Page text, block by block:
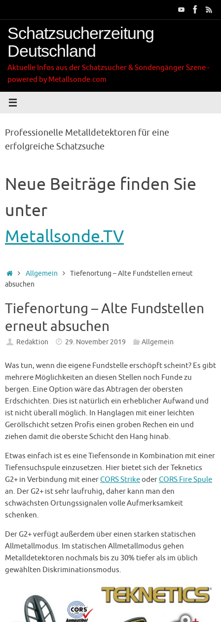
Inhalt
springen
Schatzsucherzeitung
Deutschland
Aktuelle Infos aus der Schatzsucher & Sondengänger Szene -
powered by Metallsonde.com
Professionelle Metalldetektoren für eine
erfolgreiche Schatzsuche
Neue Beiträge finden Sie
unter
Metallsonde.TV
Startseite
Allgemein
Tiefenortung – Alte Fundstellen erneut
absuchen
Tiefenortung – Alte Fundstellen
erneut absuchen
Redaktion 29. November 2019 Allgemein
Was tun, wenn die eigene Fundstelle erschöpft scheint? Es gibt
mehrere Möglichkeiten an diesen Stellen noch Funde zu
bergen. Eine Option wäre das Abtragen der obersten
Erdschichten. Dies ist natürlich ein erheblicher Aufwand und
ist nicht überall möglich. In Hanglagen mit einer leichten
Geröllschicht setzen Profis einen groben Rechen ein und
ziehen damit die oberste Schicht den Hang hinab.
Etwas einfach ist es eine Tiefensonde in Kombination mit einer
Tiefensuchspule einzusetzen. Hier bietet sich der Teknetics
G2+ in Verbindung mit einerCORS StrikeoderCORS Fire Spule
an. Der G2+ ist sehr laufruhig, daher kann man den
schwächsten Ortungssignalen volle Aufmerksamkeit
schenken.
Der G2+ verfügt außerdem über einen starken statischen
Allmetallmodus. Im statischen Allmetallmodus gehen
Metalldetektoren nochmals bis zu 30% tiefer als im üblich
gewählten Diskriminationsmodus.